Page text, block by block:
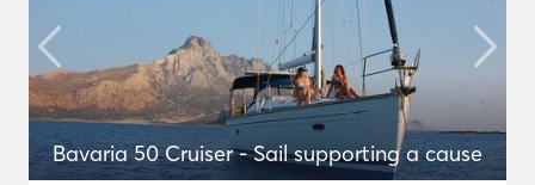
Bavaria 50 Cruiser - Sail supporting a cause